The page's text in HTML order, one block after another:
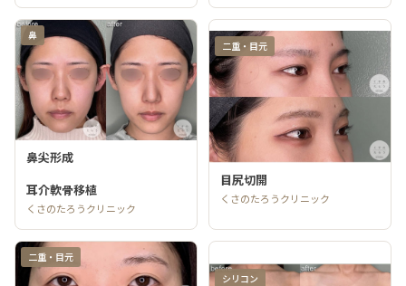
鼻
鼻尖形成
耳介軟骨移植
くさのたろうクリニック
二重・目元
目尻切開
くさのたろうクリニック
二重・目元
シリコン